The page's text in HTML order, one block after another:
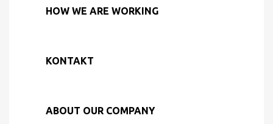
HOW WE ARE WORKING
KONTAKT
ABOUT OUR COMPANY